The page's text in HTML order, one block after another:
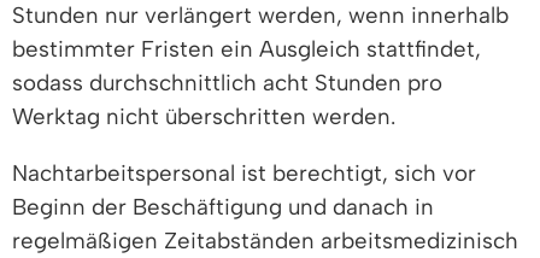
Stunden nur verlängert werden, wenn innerhalb
bestimmter Fristen ein Ausgleich stattfindet,
sodass durchschnittlich acht Stunden pro
Werktag nicht überschritten werden.
Nachtarbeitspersonal ist berechtigt, sich vor
Beginn der Beschäftigung und danach in
regelmäßigen Zeitabständen arbeitsmedizinisch